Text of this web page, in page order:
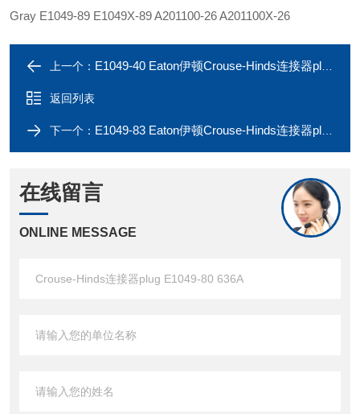
Gray E1049-89 E1049X-89 A201100-26 A201100X-26
上一个： E1049-40 Eaton伊顿Crouse-Hinds连接器plug E1049-39 636A
返回列表
下一个： E1049-83 Eaton伊顿Crouse-Hinds连接器plug E1049-82 636A
在线留言
ONLINE MESSAGE